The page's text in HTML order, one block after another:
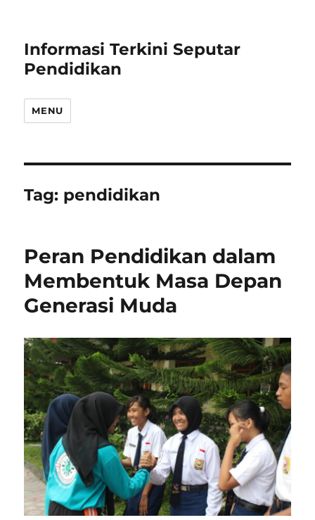
Informasi Terkini Seputar
Pendidikan
MENU
Tag: pendidikan
Peran Pendidikan dalam
Membentuk Masa Depan
Generasi Muda